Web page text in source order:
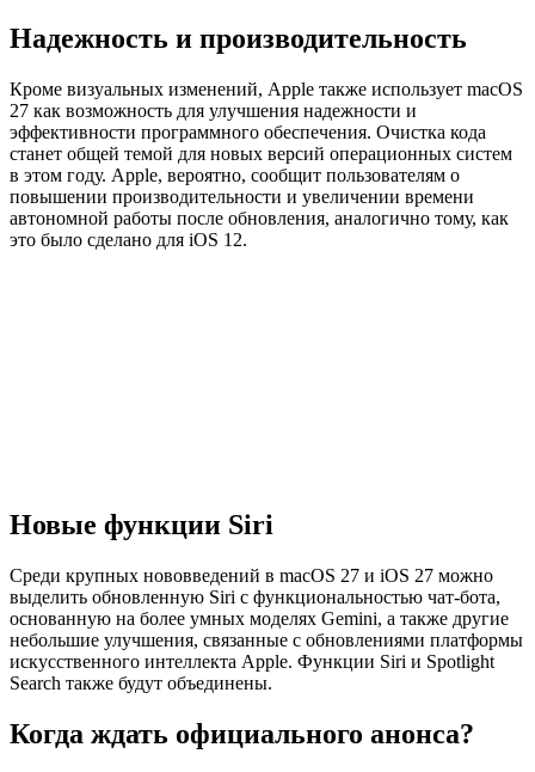
Надежность и производительность
Кроме визуальных изменений, Apple также использует macOS
27 как возможность для улучшения надежности и
эффективности программного обеспечения. Очистка кода
станет общей темой для новых версий операционных систем
в этом году. Apple, вероятно, сообщит пользователям о
повышении производительности и увеличении времени
автономной работы после обновления, аналогично тому, как
это было сделано для iOS 12.
Новые функции Siri
Среди крупных нововведений в macOS 27 и iOS 27 можно
выделить обновленную Siri с функциональностью чат-бота,
основанную на более умных моделях Gemini, а также другие
небольшие улучшения, связанные с обновлениями платформы
искусственного интеллекта Apple. Функции Siri и Spotlight
Search также будут объединены.
Когда ждать официального анонса?